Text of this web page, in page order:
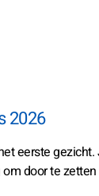
2026
eerste
door te